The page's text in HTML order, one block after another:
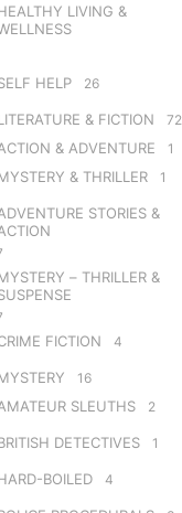
LIVING &
HELP 26
& FICTION 72
& ADVENTURE 1
& THRILLER 1
STORIES &
– THRILLER &
FICTION 4
16
SLEUTHS 2
DETECTIVES 1
BOILED 4